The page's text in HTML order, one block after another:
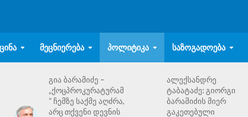
ᲛᲔᲪᲜᲘᲔᲠᲔᲑᲐ ᲞᲝᲚᲘᲢᲘᲙᲐ ᲡᲐᲖᲝᲒᲐᲓᲝᲔᲑᲐ
გია ბარამიძე –
„ქოცპროკურატურამ
“ ჩემზე საქმე აღძრა,
არც თქვენი დევნის
ალექსანდრე
ტაბატაძე: გიორგი
ბარამიძის მიერ
გაკეთებული